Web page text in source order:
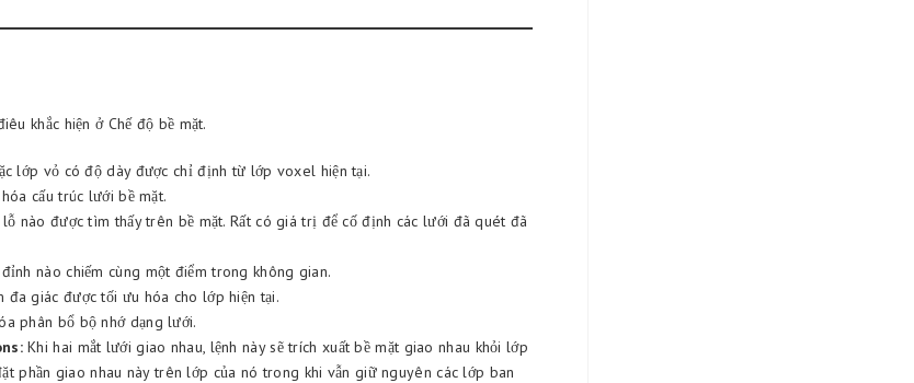
khắc hiện ở Chế độ bề mặt.
lớp vỏ có độ dày được chỉ định từ lớp voxel hiện tại.
cấu trúc lưới bề mặt.
nào được tìm thấy trên bề mặt. Rất có giá trị để cố định các lưới đã quét đã
nào chiếm cùng một điểm trong không gian.
đa giác được tối ưu hóa cho lớp hiện tại.
phân bổ bộ nhớ dạng lưới.
Khi hai mắt lưới giao nhau, lệnh này sẽ trích xuất bề mặt giao nhau khỏi lớp
phần giao nhau này trên lớp của nó trong khi vẫn giữ nguyên các lớp ban